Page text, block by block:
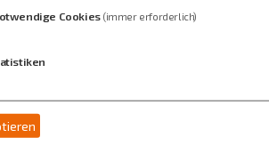
Gutenbergstr. 2
Cookies (immer erforderlich)